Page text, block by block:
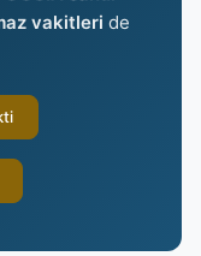
vakitleri de